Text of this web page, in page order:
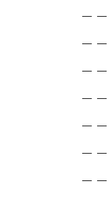
— —
— —
— —
— —
— —
— —
— —